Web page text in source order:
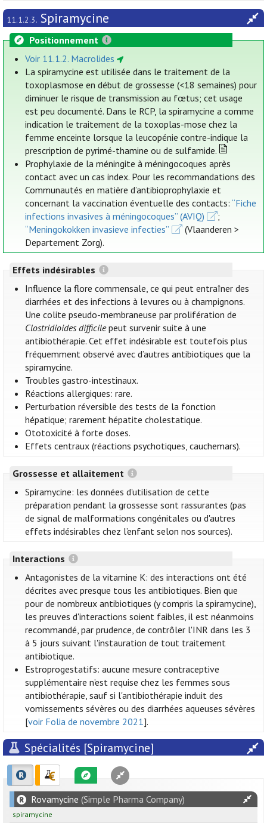
11.1.2.3. Spiramycine
Positionnement
Voir 11.1.2. Macrolides
La spiramycine est utilisée dans le traitement de la
toxoplasmose en début de grossesse (<18 semaines) pour
diminuer le risque de transmission au fœtus; cet usage
est peu documenté. Dans le RCP, la spiramycine a comme
indication le traitement de la toxoplas-mose chez la
femme enceinte lorsque la leucopénie contre-indique la
prescription de pyrimé-thamine ou de sulfamide.
Prophylaxie de la méningite à méningocoques après
contact avec un cas index. Pour les recommandations des
Communautés en matière d’antibioprophylaxie et
concernant la vaccination éventuelle des contacts:“Fiche
infections invasives à méningocoques” (AVIQ)
;
“Meningokokken invasieve infecties”
(Vlaanderen >
Departement Zorg).
Effets indésirables
Influence la flore commensale, ce qui peut entraîner des
diarrhées et des infections à levures ou à champignons.
Une colite pseudo-membraneuse par prolifération de
Clostridioides difficilepeut survenir suite à une
antibiothérapie. Cet effet indésirable est toutefois plus
fréquemment observé avec d’autres antibiotiques que la
spiramycine.
Troubles gastro-intestinaux.
Réactions allergiques: rare.
Perturbation réversible des tests de la fonction
hépatique; rarement hépatite cholestatique.
Ototoxicité à forte doses.
Effets centraux (réactions psychotiques, cauchemars).
Grossesse et allaitement
Spiramycine: les données d'utilisation de cette
préparation pendant la grossesse sont rassurantes (pas
de signal de malformations congénitales ou d'autres
effets indésirables chez l’enfant selon nos sources).
Interactions
Antagonistes de la vitamine K: des interactions ont été
décrites avec presque tous les antibiotiques. Bien que
pour de nombreux antibiotiques (y compris la spiramycine),
les preuves d'interactions soient faibles, il est néanmoins
recommandé, par prudence, de contrôler l'INR dans les 3
à 5 jours suivant l'instauration de tout traitement
antibiotique.
Estroprogestatifs: aucune mesure contraceptive
supplémentaire n’est requise chez les femmes sous
antibiothérapie, sauf si l'antibiothérapie induit des
vomissements sévères ou des diarrhées aqueuses sévères
[voir Folia de novembre 2021].
Spécialités [Spiramycine]
Rovamycine (Simple Pharma Company)
spiramycine